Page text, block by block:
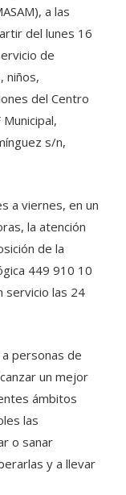
a las
del lunes 16
de
niños,
del Centro
s/n,
a viernes, en un
la atención
de la
449 910 10
servicio las 24
personas de
un mejor
ámbitos
las
o sanar
y a llevar